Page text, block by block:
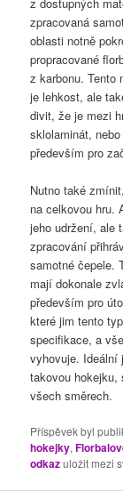
zpracovaná
oblasti notně
propracované
z karbonu.
je lehkost, ale
divit, že je mezi
sklolaminát,
především pro
Nutno také
na celkovou hru.
jeho udržení, ale
zpracování
samotné čepele.
mají dokonale
především pro
které jim tento
specifikace, a
vyhovuje. Ideální
takovou hokejku,
všech směrech.
Příspěvek byl
hokejky,
odkazuložit mezi